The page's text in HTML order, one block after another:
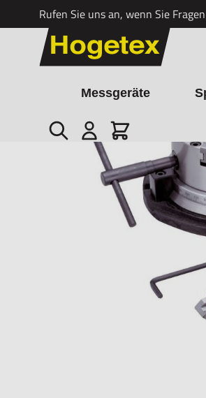
Rufen Sie uns an, wenn Sie
Zum Inhalt springen
Messgeräte
Suche Cart
Einfacher Teilapparat mit